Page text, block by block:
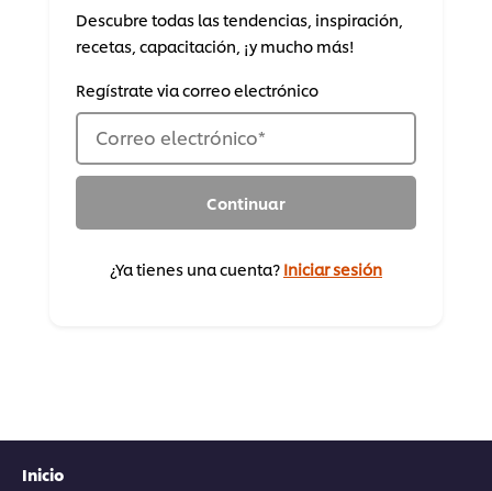
Descubre todas las tendencias, inspiración,
recetas, capacitación, ¡y mucho más!
Regístrate via correo electrónico
Correo electrónico*
Continuar
¿Ya tienes una cuenta? Iniciar sesión
Inicio